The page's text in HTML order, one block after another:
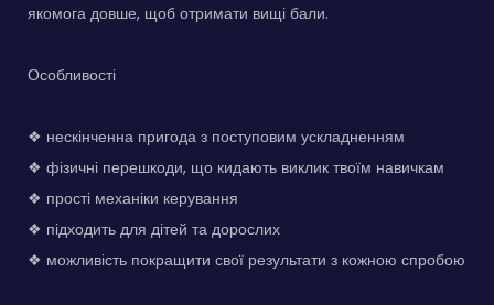
якомога довше, щоб отримати вищі бали.
Особливості
❖ нескінченна пригода з поступовим ускладненням
❖ фізичні перешкоди, що кидають виклик твоїм навичкам
❖ прості механіки керування
❖ підходить для дітей та дорослих
❖ можливість покращити свої результати з кожною спробою